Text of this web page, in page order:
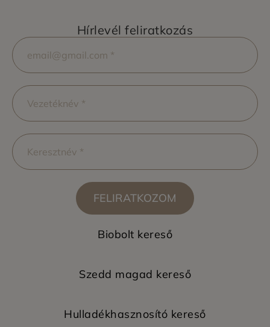
Hírlevél feliratkozás
FELIRATKOZOM
Biobolt kereső
Szedd magad kereső
Hulladékhasznosító kereső